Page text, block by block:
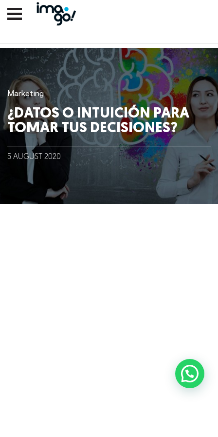
Nosotros
Clientes
Lo que hacemos
Marketing
¿DATOS O INTUICIÓN PARA
TOMAR TUS DECISIONES?
5 AUGUST 2020